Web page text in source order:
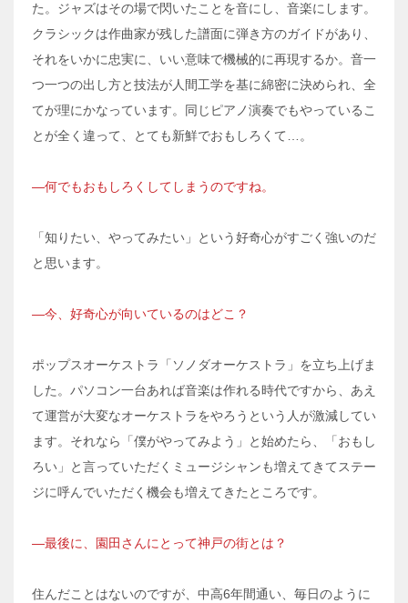
た。ジャズはその場で閃いたことを音にし、音楽にします。
クラシックは作曲家が残した譜面に弾き方のガイドがあり、
それをいかに忠実に、いい意味で機械的に再現するか。音一
つ一つの出し方と技法が人間工学を基に綿密に決められ、全
てが理にかなっています。同じピアノ演奏でもやっているこ
とが全く違って、とても新鮮でおもしろくて…。
―何でもおもしろくしてしまうのですね。
「知りたい、やってみたい」という好奇心がすごく強いのだ
と思います。
―今、好奇心が向いているのはどこ？
ポップスオーケストラ「ソノダオーケストラ」を立ち上げま
した。パソコン一台あれば音楽は作れる時代ですから、あえ
て運営が大変なオーケストラをやろうという人が激減してい
ます。それなら「僕がやってみよう」と始めたら、「おもし
ろい」と言っていただくミュージシャンも増えてきてステー
ジに呼んでいただく機会も増えてきたところです。
―最後に、園田さんにとって神戸の街とは？
住んだことはないのですが、中高6年間通い、毎日のように